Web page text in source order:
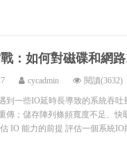
：如何對磁碟和網
cycadmin 閱讀(3632)
到一些IO延時長導致的系統吞
傳；儲存陣列條頻寬度不足、
IO 能力的前提 評估一個系統IO